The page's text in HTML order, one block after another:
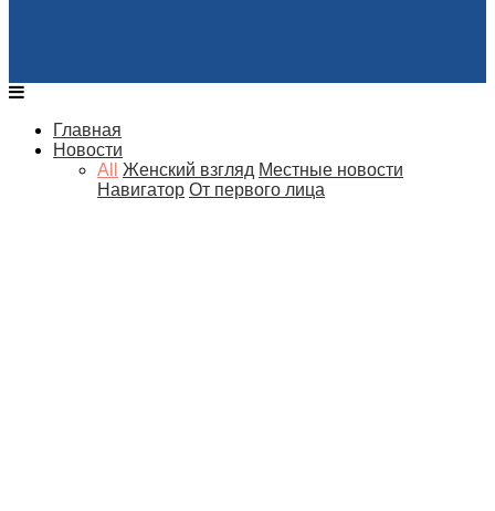
Главная
Новости
All
Женский взгляд Местные новости
Навигатор От первого лица